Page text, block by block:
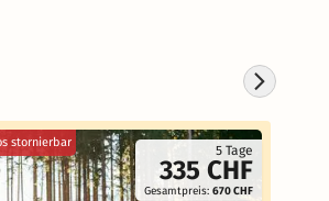
5 Tage
335 CHF
Gesamtpreis: 670 CHF
stornierbar